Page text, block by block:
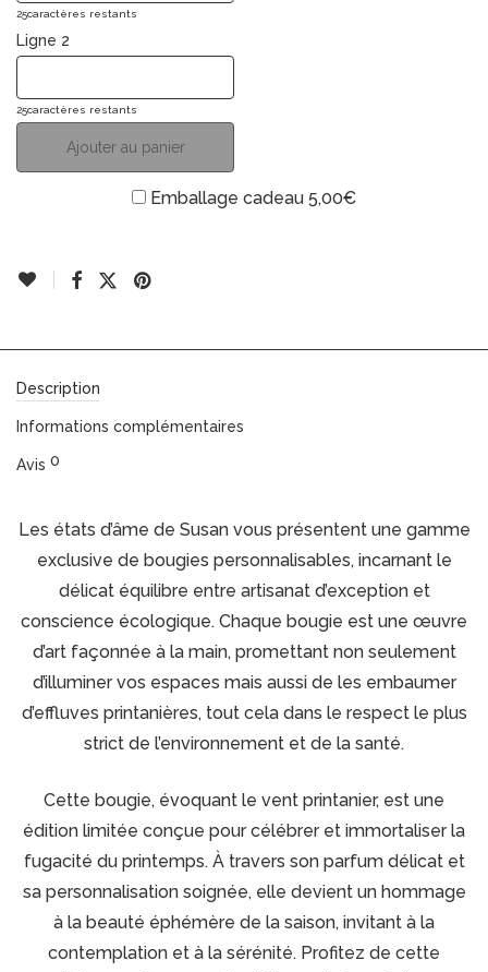
25caractères restants
Ligne 2
25caractères restants
Ajouter au panier
Emballage cadeau 5,00€
Description
Informations complémentaires
Avis 0
Les états d’âme de Susan vous présentent une gamme
exclusive de bougies personnalisables, incarnant le
délicat équilibre entre artisanat d’exception et
conscience écologique. Chaque bougie est une œuvre
d’art façonnée à la main, promettant non seulement
d’illuminer vos espaces mais aussi de les embaumer
d’effluves printanières, tout cela dans le respect le plus
strict de l’environnement et de la santé.
Cette bougie, évoquant le vent printanier, est une
édition limitée conçue pour célébrer et immortaliser la
fugacité du printemps. À travers son parfum délicat et
sa personnalisation soignée, elle devient un hommage
à la beauté éphémère de la saison, invitant à la
contemplation et à la sérénité. Profitez de cette